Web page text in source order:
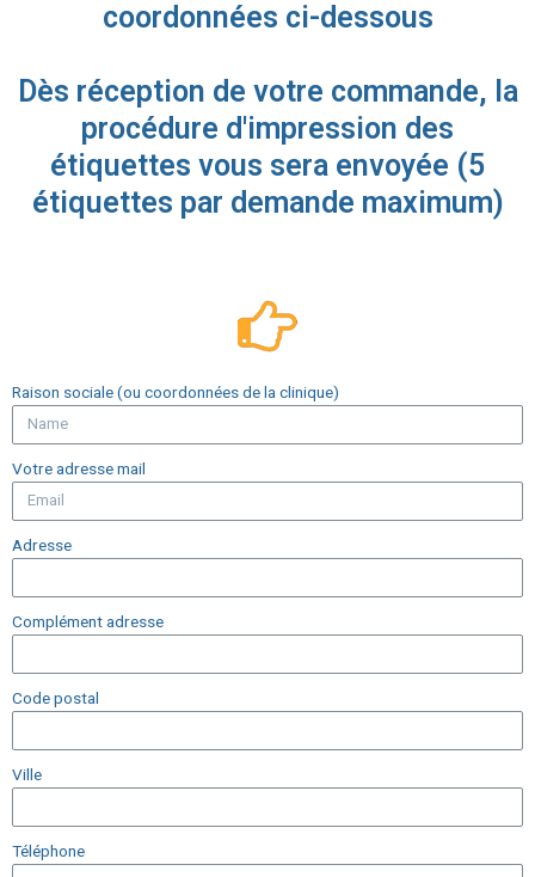
coordonnées ci-dessous
Dès réception de votre commande, la
procédure d'impression des
étiquettes vous sera envoyée (5
étiquettes par demande maximum)
Raison sociale (ou coordonnées de la clinique)
Votre adresse mail
Adresse
Complément adresse
Code postal
Ville
Téléphone